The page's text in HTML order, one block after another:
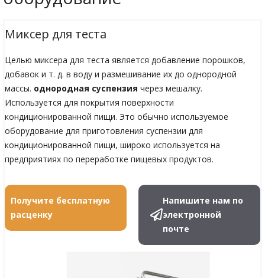
Миксер для теста
Целью миксера для теста является добавление порошков,
добавок и т. д. в воду и размешивание их до однородной
массы. однородная суспензия через мешалку.
Используется для покрытия поверхности
кондиционированной пищи. Это обычно используемое
оборудование для приготовления суспензии для
кондиционированной пищи, широко используется на
предприятиях по переработке пищевых продуктов.
Получите бесплатную
расценку
Напишите нам по
электронной
почте